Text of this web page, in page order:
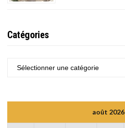
Catégories
CATÉGORIES
août 2026